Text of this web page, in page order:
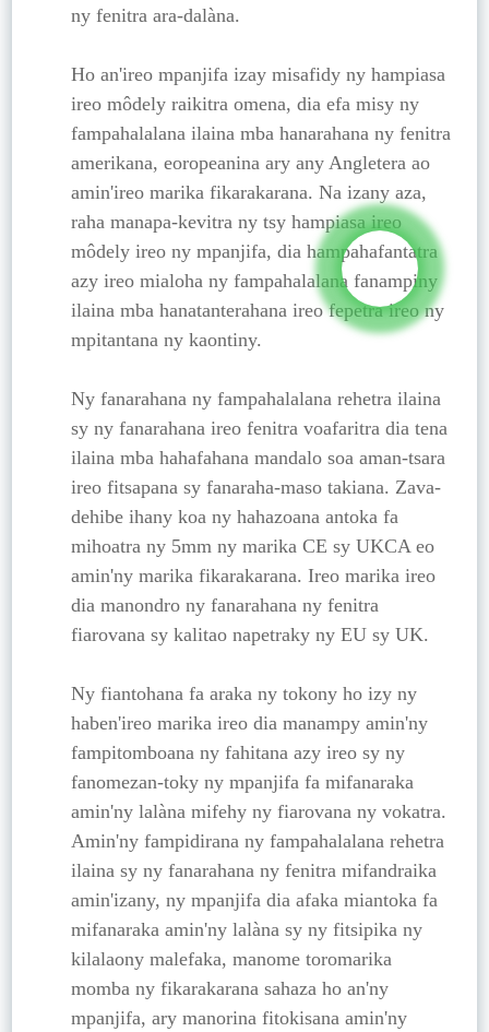
ny fenitra ara-dalàna.
Ho an'ireo mpanjifa izay misafidy ny hampiasa
ireo môdely raikitra omena, dia efa misy ny
fampahalalana ilaina mba hanarahana ny fenitra
amerikana, eoropeanina ary any Angletera ao
amin'ireo marika fikarakarana. Na izany aza,
raha manapa-kevitra ny tsy hampiasa ireo
môdely ireo ny mpanjifa, dia hampahafantatra
azy ireo mialoha ny fampahalalana fanampiny
ilaina mba hanatanterahana ireo fepetra ireo ny
mpitantana ny kaontiny.
Ny fanarahana ny fampahalalana rehetra ilaina
sy ny fanarahana ireo fenitra voafaritra dia tena
ilaina mba hahafahana mandalo soa aman-tsara
ireo fitsapana sy fanaraha-maso takiana. Zava-
dehibe ihany koa ny hahazoana antoka fa
mihoatra ny 5mm ny marika CE sy UKCA eo
amin'ny marika fikarakarana. Ireo marika ireo
dia manondro ny fanarahana ny fenitra
fiarovana sy kalitao napetraky ny EU sy UK.
Ny fiantohana fa araka ny tokony ho izy ny
haben'ireo marika ireo dia manampy amin'ny
fampitomboana ny fahitana azy ireo sy ny
fanomezan-toky ny mpanjifa fa mifanaraka
amin'ny lalàna mifehy ny fiarovana ny vokatra.
Amin'ny fampidirana ny fampahalalana rehetra
ilaina sy ny fanarahana ny fenitra mifandraika
amin'izany, ny mpanjifa dia afaka miantoka fa
mifanaraka amin'ny lalàna sy ny fitsipika ny
kilalaony malefaka, manome toromarika
momba ny fikarakarana sahaza ho an'ny
mpanjifa, ary manorina fitokisana amin'ny